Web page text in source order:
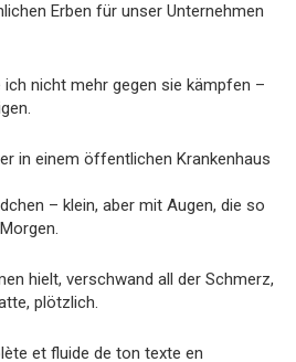
Erben für unser Unternehmen
nicht mehr gegen sie kämpfen –
in einem öffentlichen Krankenhaus
– klein, aber mit Augen, die so
hielt, verschwand all der Schmerz,
plötzlich.
et fluide de ton texte en